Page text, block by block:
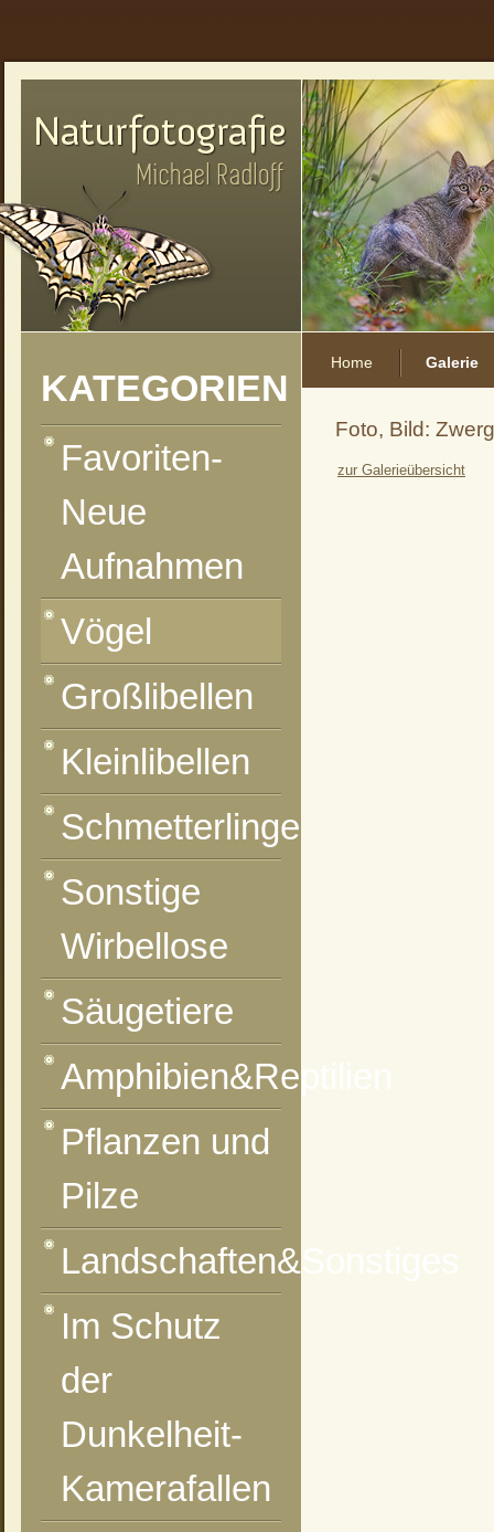
Home Galerie
Foto, Bild:
zur Galerieübersicht
vorheriges Foto
zur Kategorie-Übersicht
nächstes Foto
vorheriges Foto
zur Kategorie-Übersicht
KATEGORIEN
Favoriten-
Neue
Aufnahmen
Vögel
Großlibellen
Kleinlibellen
Schmetterlinge
Sonstige
Wirbellose
Säugetiere
Amphibien&Reptilien
Pflanzen und
Pilze
Landschaften&Sonstiges
Im Schutz
der
Dunkelheit-
Kamerafallen